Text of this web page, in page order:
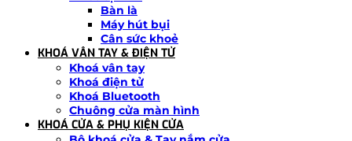
Bàn là
Máy hút bụi
Cân sức khoẻ
KHOÁ VÂN TAY & ĐIỆN TỬ
Khoá vân tay
Khoá điện tử
Khoá Bluetooth
Chuông cửa màn hình
KHOÁ CỬA & PHỤ KIỆN CỬA